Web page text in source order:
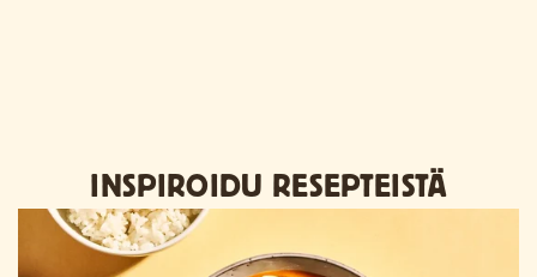
INSPIROIDU RESEPTEISTÄ